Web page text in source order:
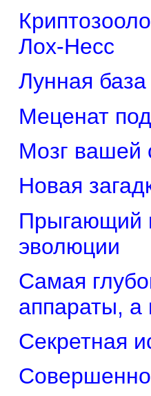
Лох-Несс
Лунная
Меценат
Мозг вашей
Новая
Прыгающий
эволюции
Самая
аппараты, а
Секретная